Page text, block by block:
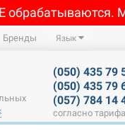
обрабатываются.
Бренды Язык
(050) 435 79
(050) 435 79
(057) 784 14
согласно